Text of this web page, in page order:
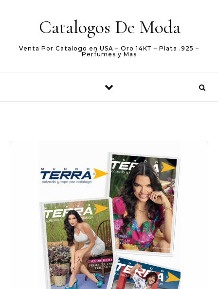
Catalogos De Moda
Venta Por Catalogo en USA – Oro 14KT – Plata .925 –
Perfumes y Mas